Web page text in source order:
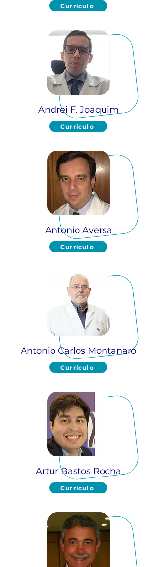
Currículo
Andrei F. Joaquim
Currículo
Antonio Aversa
Currículo
Antonio Carlos Montanaro
Currículo
Artur Bastos Rocha
Currículo